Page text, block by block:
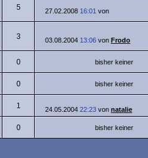
5 27.02.2008 16:01 von
3 03.08.2004 13:06 von Frodo
0 bisher keiner
0 bisher keiner
1 24.05.2004 22:23 von natalie
0 bisher keiner